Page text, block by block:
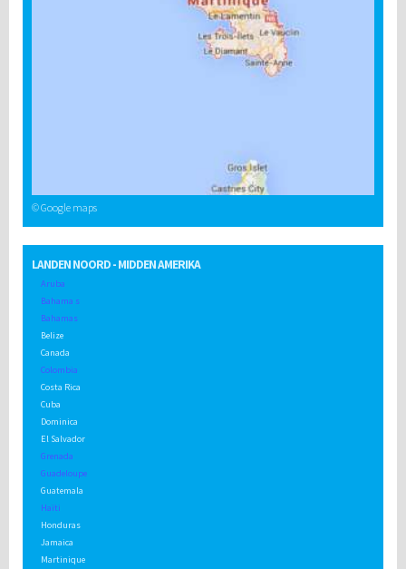
© Google maps
LANDEN NOORD - MIDDEN AMERIKA
Aruba
Bahama s
Bahamas
Belize
Canada
Colombia
Costa Rica
Cuba
Dominica
El Salvador
Grenada
Guadeloupe
Guatemala
Haïti
Honduras
Jamaica
Martinique